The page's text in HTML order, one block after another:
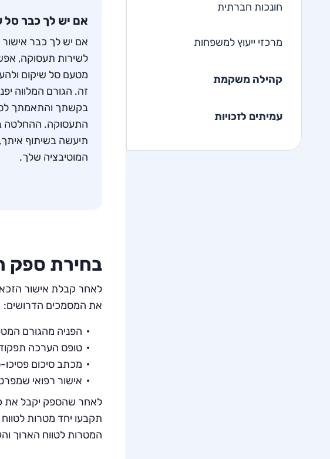
חונכות חברתית
מרכזי ייעוץ למשפחות
קהילה משקמת
עמיתים לזכויות
אם יש לך כבר סל
אם יש לך כבר אישור
לשירות תעסוקה,
מטעם סל שיקום
זה. הגורם המלווה
בקשתך והתאמתך
התעסוקה. ההחלטה
תיעשה בשיתוף
המוטיבציה שלך.
בחירת ספק
לאחר קבלת אישור
את המסמכים הדרושים:
הפניה מהגורם
טופס הערכה
מכתב סיכום פסיכו-
אישור רפואי
לאחר שהספק יקבל את
תקבעו יחד מטרות
המטרות לטווח הארוך